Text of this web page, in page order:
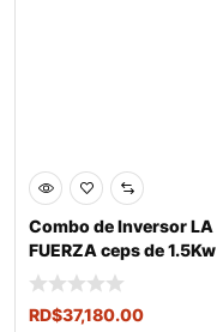
Combo de Inversor LA
FUERZA ceps de 1.5Kw
con 2 Baterias
RD$37,180.00